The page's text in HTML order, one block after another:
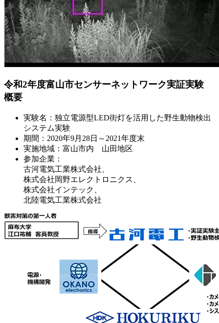
令和2年度富山市センサーネットワーク実証実験
概要
実験名：独立電源型LED街灯を活用した野生動物検出
システム実験
期間：2020年9月28日～2021年度末
実施地域：富山市内 山田地区
参加企業：
古河電気工業株式会社、
株式会社岡野エレクトロニクス、
株式会社インテック、
北陸電気工業株式会社